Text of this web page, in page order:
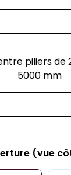
piliers de
5000 mm
(vue